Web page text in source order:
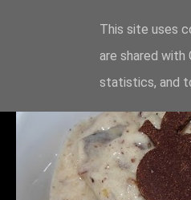
This site uses
are shared
statistics, and